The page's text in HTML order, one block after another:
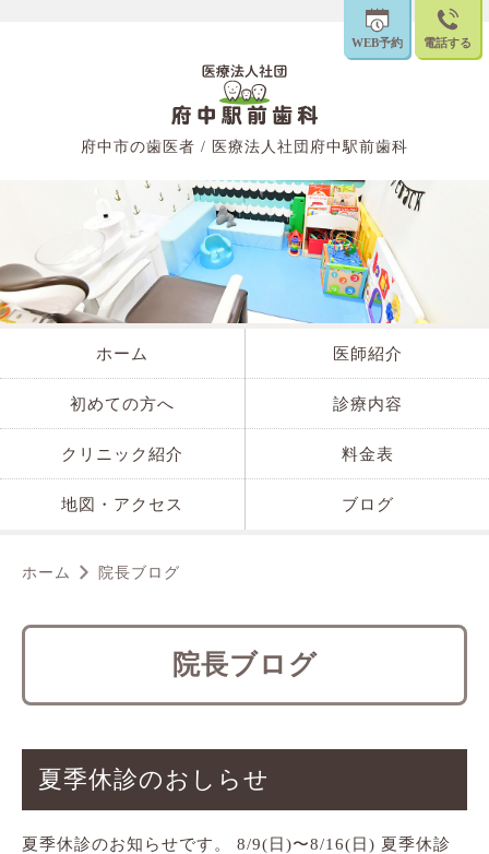
府中市の歯医者 / 医療法人社団府中駅前歯科
WEB予約 電話する
ホーム 医師紹介
初めての方へ 診療内容
クリニック紹介 料金表
地図・アクセス ブログ
ホーム 院長ブログ
院長ブログ
夏季休診のおしらせ
夏季休診のお知らせです。 8/9(日)〜8/16(日) 夏季休診